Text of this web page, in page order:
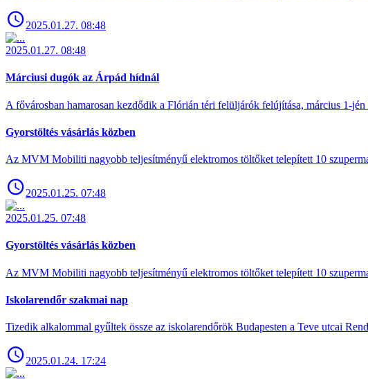
2025.01.27. 08:48
2025.01.27. 08:48
Márciusi dugók az Árpád hídnál
A fővárosban hamarosan kezdődik a Flórián téri felüljárók felújítása, március 1-
Gyorstöltés vásárlás közben
Az MVM Mobiliti nagyobb teljesítményű elektromos töltőket telepített 10
2025.01.25. 07:48
2025.01.25. 07:48
Gyorstöltés vásárlás közben
Az MVM Mobiliti nagyobb teljesítményű elektromos töltőket telepített 10
Iskolarendőr szakmai nap
Tizedik alkalommal gyűltek össze az iskolarendőrök Budapesten a Teve utcai
2025.01.24. 17:24